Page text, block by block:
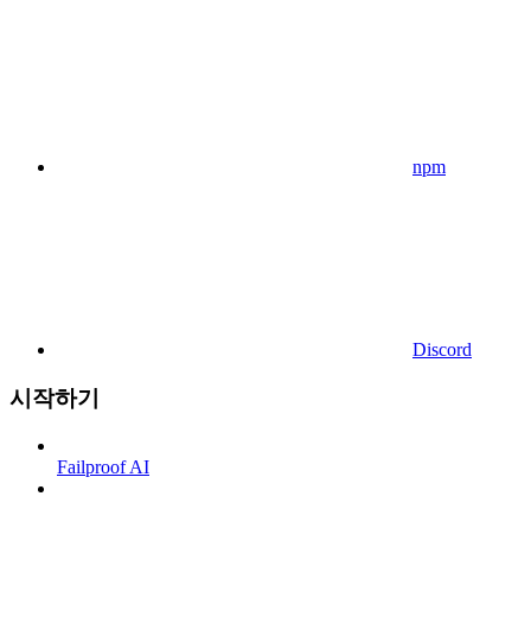
npm
Discord
시작하기
Failproof AI